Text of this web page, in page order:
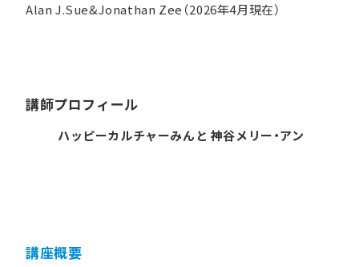
Alan J.Sue&Jonathan Zee（2026年4月現在）
講師プロフィール
ハッピーカルチャーみんと 神谷メリー・アン
講座概要